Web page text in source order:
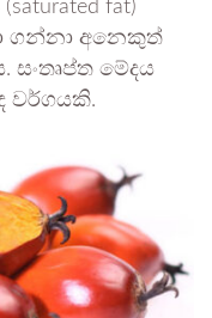
fat)
ගන්නා අනෙකුත්
මේදය
වර්ගයකි.